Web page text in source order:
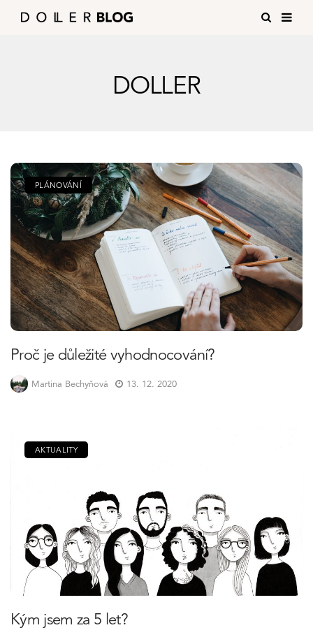
DOLLER
PLÁNOVÁNÍ
Proč je důležité vyhodnocování?
Martina Bechyňová 13. 12. 2020
AKTUALITY
Kým jsem za 5 let?